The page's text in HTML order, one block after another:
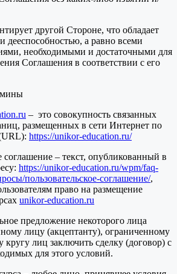
другой Стороне, что обладает
дееспособностью, а равно всеми
необходимыми и достаточными для
Соглашения в соответствии с его
– это совокупность связанных
размещенных в сети Интернет по
https://unikor-education.ru/
соглашение – текст, опубликованный в
https://unikor-education.ru/wpm/faq-
пользовательское-соглашение/,
право на размещение
unikor-education.ru
предложение некоторого лица
лицу (акцептанту), ограниченному
лиц заключить сделку (договор) с
для этого условий.